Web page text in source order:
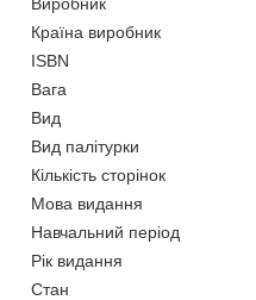
Країна виробник
ISBN
Вага
Вид
Вид палітурки
Кількість сторінок
Мова видання
Навчальний період
Рік видання
Стан